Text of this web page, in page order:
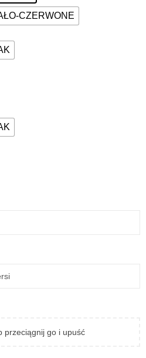
CZERWONE
przeciągnij go i upuść